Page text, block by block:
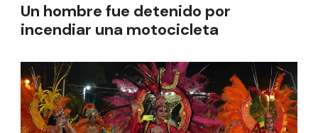
Un hombre fue detenido por
incendiar una motocicleta